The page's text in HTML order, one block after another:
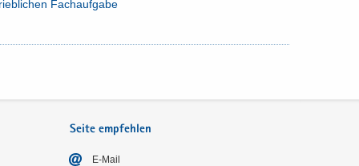
Fach­auf­ga­be
Seite empfehlen
E-​Mail